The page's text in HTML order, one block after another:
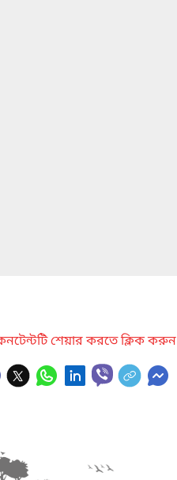
শেয়ার করতে ক্লিক করুন